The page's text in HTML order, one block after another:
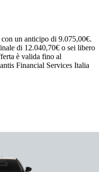
con un anticipo di 9.075,00€.
di 12.040,70€ o sei libero
è valida fino al
Financial Services Italia